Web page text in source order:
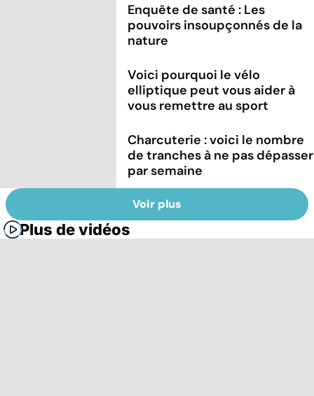
Enquête de santé : Les
pouvoirs insoupçonnés de la
nature
Voici pourquoi le vélo
elliptique peut vous aider à
vous remettre au sport
Charcuterie : voici le nombre
de tranches à ne pas dépasser
par semaine
Voir plus
Plus de vidéos